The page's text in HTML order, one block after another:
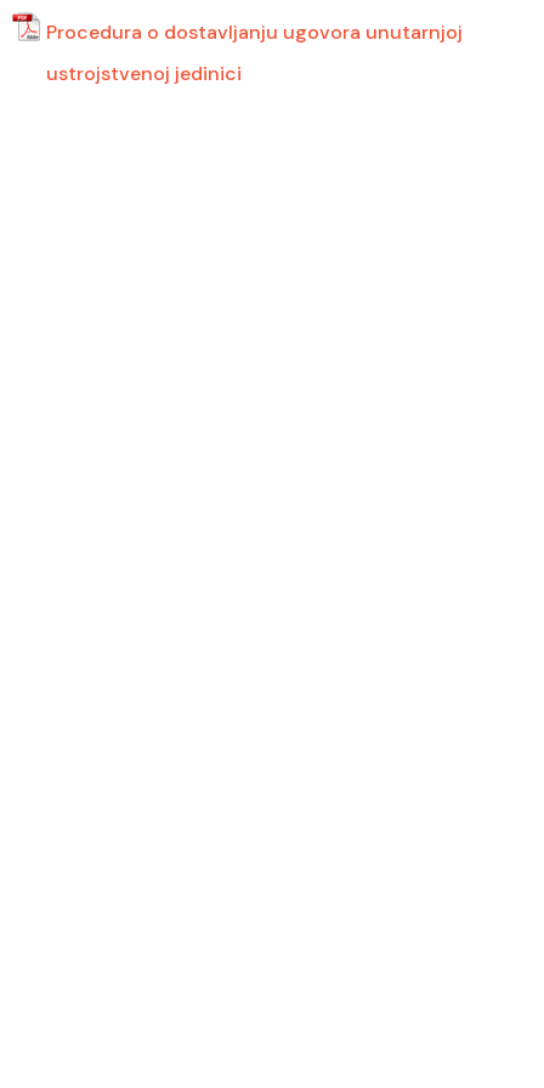
Procedura o dostavljanju ugovora unutarnjoj
ustrojstvenoj jedinici